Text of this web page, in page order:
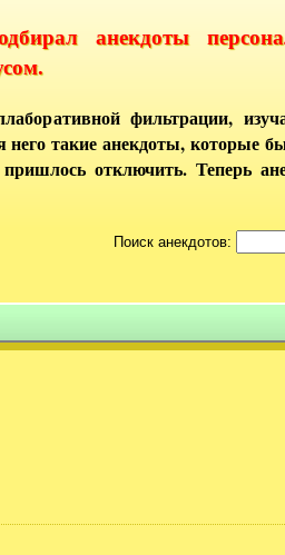
анекдоты
фильтрации,
него такие анекдоты, которые
отключить. Теперь
Поиск анекдотов: